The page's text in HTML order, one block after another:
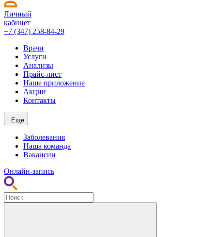
Личный
кабинет
+7 (347) 258-84-29
Врачи
Услуги
Анализы
Прайс-лист
Наше приложение
Акции
Контакты
Еще
Заболевания
Наша команда
Вакансии
Онлайн-запись